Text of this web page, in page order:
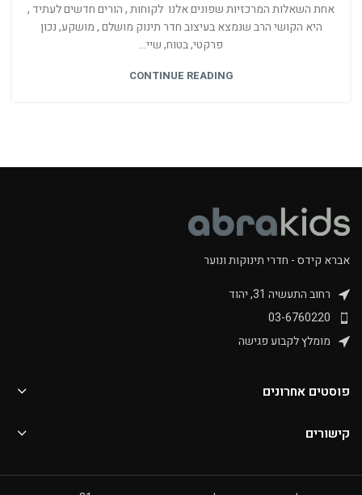
אחת השאלות המרכזיות שפונים אלנו לקוחות , הורים חדשים לעתיד ,
היא הקושי הרב שנמצא בעיצוב חדר תינוק מושלם , מושקע, נכון
פרקטי, בטוח, שיי...
CONTINUE READING
אברא קידס - חדרי תינוקות ונוער
רחוב התעשיה 31, יהוד
03-6760220
מומלץ לקבוע פגישה
פוסטים אחרונים
קישורים